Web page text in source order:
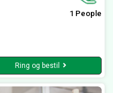
1 People
Ring og bestil